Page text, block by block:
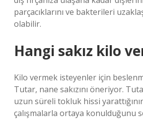
parçacıklarını ve bakterileri
olabilir.
Hangi sakız kilo
Kilo vermek isteyenler için
Tutar, nane sakızını öneriyor.
uzun süreli tokluk hissi
çalışmalarla ortaya konulduğunu